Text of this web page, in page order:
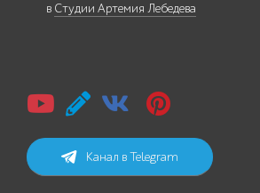
в Студии Артемия Лебедева
Канал в Telegram